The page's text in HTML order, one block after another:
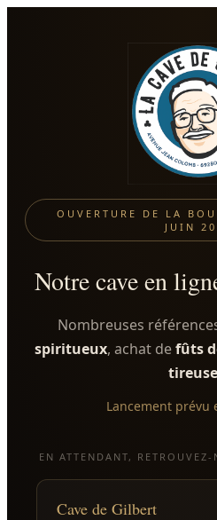
OUVERTURE DE LA
JUIN
Notre cave en
Nombreuses
spiritueux, achat defûts
Lancement prévu
EN ATTENDANT,
Cave de Gilbert